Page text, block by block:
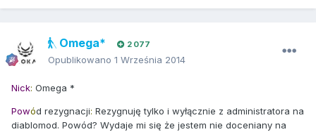
Omega* 2 077
Opublikowano 1 Września 2014
Nick: Omega *
Powód rezygnacji: Rezygnuję tylko i wyłącznie z administratora na
diablomod. Powód? Wydaje mi się że jestem nie doceniany na